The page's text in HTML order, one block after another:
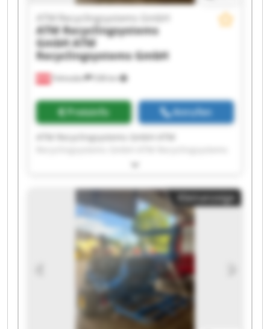
538 km
ATM Recyclingsystems GmbH
ATM Recyclingsystems
GmbHATM
Recyclingsystems GmbH
Preisinfo Anrufen
ATM Recyclingsystems GmbH ATM
GmbH ATM Recyclingsystems GmbH ATM
GmbH ATM Recyclingsystems GmbH ATM
Recyclingsystems GmbH ATM Recyclingsystems
GmbH ATM Recyclingsystems GmbH ATM
Recyclingsystems GmbH ATM Recyclingsystems
GmbH ATM Recyclingsystems GmbH ATM
Recyclingsystems GmbH ATM Recyclingsystems
GmbH ATM Recyclingsystems GmbH ATM
Recyclingsystems GmbH ATM Recyclingsystems
GmbH ATM Recyclingsystems GmbH ATM
Recyclingsystems GmbH
Kleinanzeige